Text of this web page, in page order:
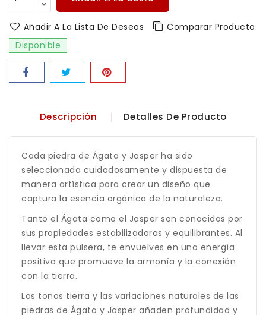
Añadir A La Lista De Deseos
Comparar Producto
Disponible
Descripción Detalles De Producto
Cada piedra de Ágata y Jasper ha sido
seleccionada cuidadosamente y dispuesta de
manera artística para crear un diseño que
captura la esencia orgánica de la naturaleza.
Tanto el Ágata como el Jasper son conocidos por
sus propiedades estabilizadoras y equilibrantes. Al
llevar esta pulsera, te envuelves en una energía
positiva que promueve la armonía y la conexión
con la tierra.
Los tonos tierra y las variaciones naturales de las
piedras de Ágata y Jasper añaden profundidad y